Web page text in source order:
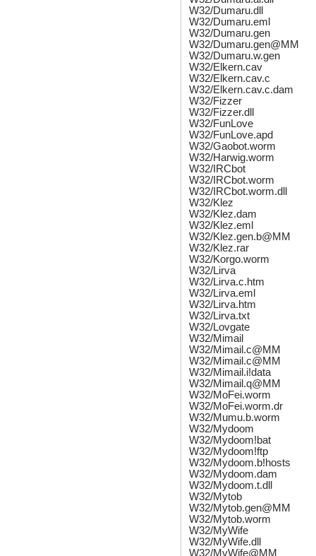
W32/Dumaru.dll
W32/Dumaru.eml
W32/Dumaru.gen
W32/Dumaru.gen@MM
W32/Dumaru.w.gen
W32/Elkern.cav
W32/Elkern.cav.c
W32/Elkern.cav.c.dam
W32/Fizzer
W32/Fizzer.dll
W32/FunLove
W32/FunLove.apd
W32/Gaobot.worm
W32/Harwig.worm
W32/IRCbot
W32/IRCbot.worm
W32/IRCbot.worm.dll
W32/Klez
W32/Klez.dam
W32/Klez.eml
W32/Klez.gen.b@MM
W32/Klez.rar
W32/Korgo.worm
W32/Lirva
W32/Lirva.c.htm
W32/Lirva.eml
W32/Lirva.htm
W32/Lirva.txt
W32/Lovgate
W32/Mimail
W32/Mimail.c@MM
W32/Mimail.c@MM
W32/Mimail.i!data
W32/Mimail.q@MM
W32/MoFei.worm
W32/MoFei.worm.dr
W32/Mumu.b.worm
W32/Mydoom
W32/Mydoom!bat
W32/Mydoom!ftp
W32/Mydoom.b!hosts
W32/Mydoom.dam
W32/Mydoom.t.dll
W32/Mytob
W32/Mytob.gen@MM
W32/Mytob.worm
W32/MyWife
W32/MyWife.dll
W32/MyWife@MM